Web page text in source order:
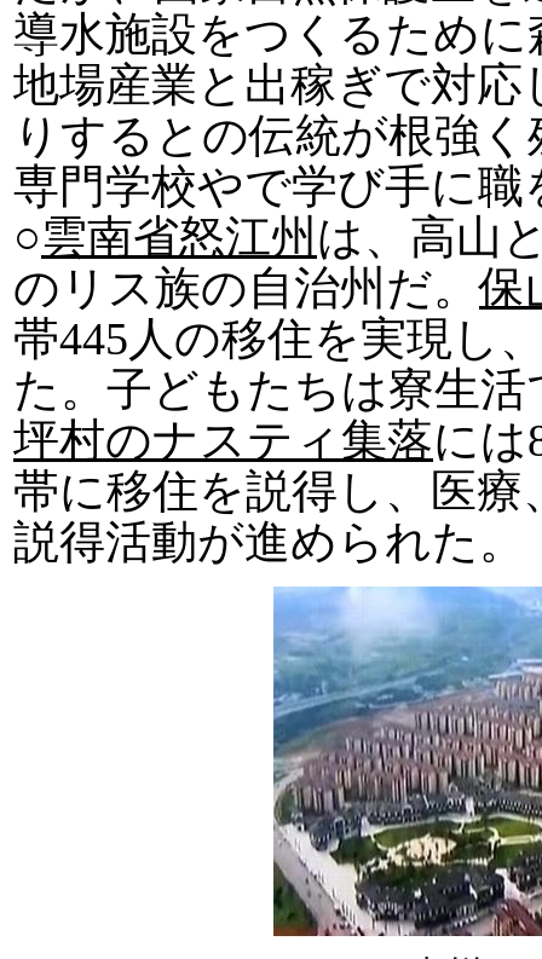
導水施設をつくるため
地場産業と出稼ぎで対
りするとの伝統が根強
専門学校やで学び手に
○雲南省怒江州 は、高山
のリス族の自治州だ。保
帯445人の移住を実現し
た。子どもたちは寮生
坪村のナスティ集落には
帯に移住を説得し、医
説得活動が進められた。